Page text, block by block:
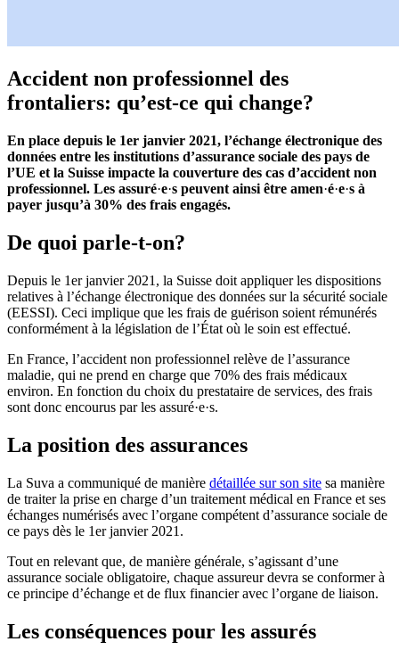
Accident non professionnel des
frontaliers: qu’est-ce qui change?
En place depuis le 1er janvier 2021, l’échange électronique des
données entre les institutions d’assurance sociale des pays de
l’UE et la Suisse impacte la couverture des cas d’accident non
professionnel. Les assuré·e·s peuvent ainsi être amen·é·e·s à
payer jusqu’à 30% des frais engagés.
De quoi parle-t-on?
Depuis le 1er janvier 2021, la Suisse doit appliquer les dispositions
relatives à l’échange électronique des données sur la sécurité sociale
(EESSI). Ceci implique que les frais de guérison soient rémunérés
conformément à la législation de l’État où le soin est effectué.
En France, l’accident non professionnel relève de l’assurance
maladie, qui ne prend en charge que 70% des frais médicaux
environ. En fonction du choix du prestataire de services, des frais
sont donc encourus par les assuré·e·s.
La position des assurances
La Suva a communiqué de manière détaillée sur son site sa manière
de traiter la prise en charge d’un traitement médical en France et ses
échanges numérisés avec l’organe compétent d’assurance sociale de
ce pays dès le 1er janvier 2021.
Tout en relevant que, de manière générale, s’agissant d’une
assurance sociale obligatoire, chaque assureur devra se conformer à
ce principe d’échange et de flux financier avec l’organe de liaison.
Les conséquences pour les assurés